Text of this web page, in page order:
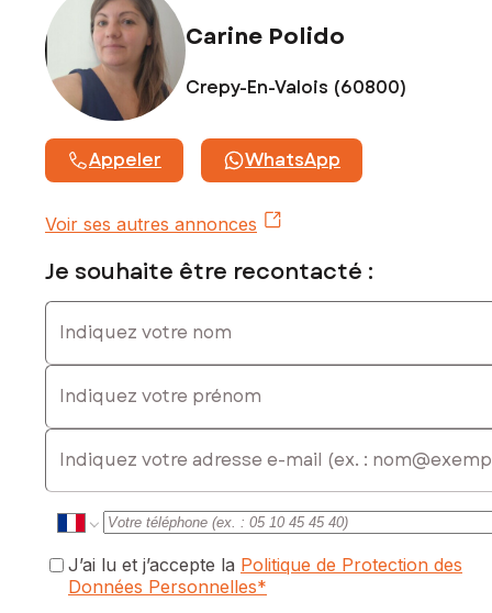
www.georisques.gouv.fr
Prix de vente : 54 500 €
Honoraires charge vendeur
Contactez votre conseiller SAFTI : Carine POLIDO, Tél. :
0624996236, E-mail : carine.polido@safti.fr - EI - Agent
commercial immatriculé au RSAC de Compiègne sous le
numéro 930998174
Carine Polido
Crepy-En-Valois (60800)
Appeler WhatsApp
Voir ses autres annonces
Je souhaite être recontacté :
Indiquez votre nom
Indiquez votre prénom
E-mail
J’ai lu et j’accepte la Politique de Protection des
Données Personnelles*